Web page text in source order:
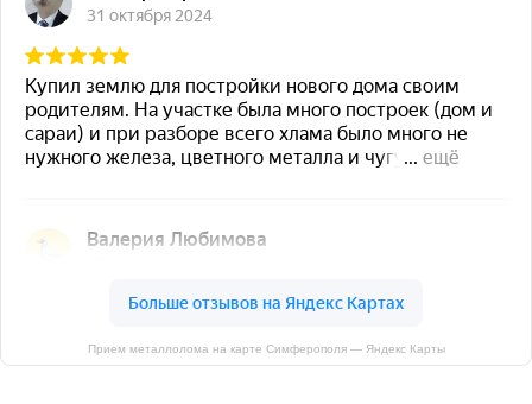
Прием металлолома на карте Симферополя — Яндекс Карты